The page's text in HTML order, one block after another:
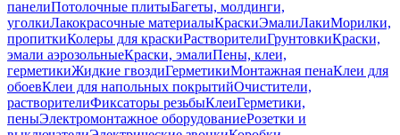
панелиПотолочные плитыБагеты, молдинги,
уголкиЛакокрасочные материалыКраскиЭмалиЛакиМорилки,
пропиткиКолеры для краскиРастворителиГрунтовкиКраски,
эмали аэрозольныеКраски, эмалиПены, клеи,
герметикиЖидкие гвоздиГерметикиМонтажная пенаКлеи для
обоевКлеи для напольных покрытийОчистители,
растворителиФиксаторы резьбыКлеиГерметики,
пеныЭлектромонтажное оборудованиеРозетки и